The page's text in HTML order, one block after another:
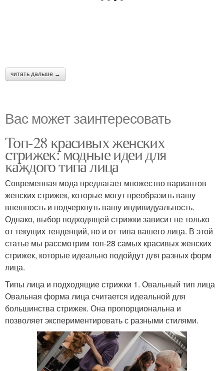
читать дальше →
Вас может заинтересовать
Топ-28 красивых женских
стрижек: модные идеи для
каждого типа лица
Современная мода предлагает множество вариантов
женских стрижек, которые могут преобразить вашу
внешность и подчеркнуть вашу индивидуальность.
Однако, выбор подходящей стрижки зависит не только
от текущих тенденций, но и от типа вашего лица. В этой
статье мы рассмотрим топ-28 самых красивых женских
стрижек, которые идеально подойдут для разных форм
лица.
Типы лица и подходящие стрижки 1. Овальный тип лица
Овальная форма лица считается идеальной для
большинства стрижек. Она пропорциональна и
позволяет экспериментировать с разными стилями.